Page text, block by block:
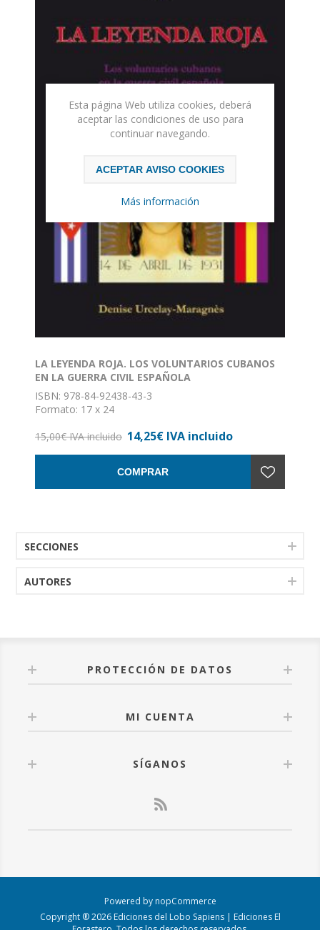
LA LEYENDA ROJA. LOS VOLUNTARIOS CUBANOS
EN LA GUERRA CIVIL ESPAÑOLA
ISBN: 978-84-92438-43-3
Formato: 17 x 24
Encuadernación: Rústica con solapas
15,00€ IVA incluido 14,25€ IVA incluido
COMPRAR
SECCIONES
AUTORES
PROTECCIÓN DE DATOS
MI CUENTA
SÍGANOS
Powered by nopCommerce
Copyright ® 2026 Ediciones del Lobo Sapiens | Ediciones El
Esta página Web utiliza cookies, deberá
aceptar las condiciones de uso para
continuar navegando.
ACEPTAR AVISO COOKIES
Más información